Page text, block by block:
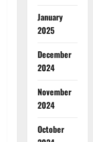
January
2025
December
2024
November
2024
October